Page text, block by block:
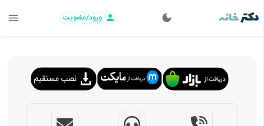
ورود/عضویت